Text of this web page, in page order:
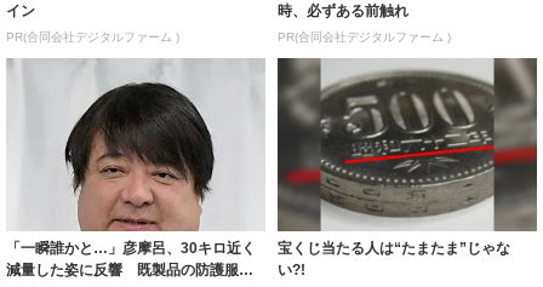
イン
PR(合同会社デジタルファーム )
時、必ずある前触れ
PR(合同会社デジタルファーム )
「一瞬誰かと…」彦摩呂、30キロ近く
減量した姿に反響 既製品の防護服が
宝くじ当たる人は“たまたま”じゃな
い?!